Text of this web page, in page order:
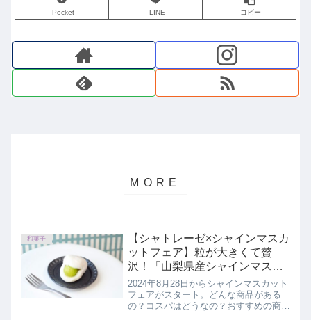
Pocket LINE コピー
和菓子
【シャトレーゼ×シャインマスカ
ットフェア】粒が大きくて贅
沢！「山梨県産シャインマスカ
ット大福」
2024年8月28日からシャインマスカット
フェアがスタート。どんな商品がある
の？コスパはどうなの？おすすめの商品